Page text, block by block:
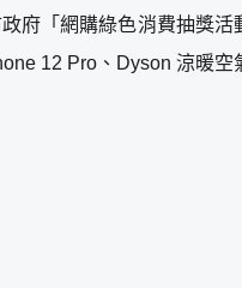
府「網購綠色消費抽獎
12 Pro、Dyson 涼暖空